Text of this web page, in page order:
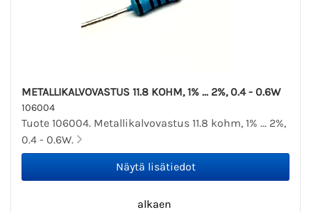
METALLIKALVOVASTUS 11.8 KOHM, 1% ... 2%, 0.4 - 0.6W
106004
Tuote 106004. Metallikalvovastus 11.8 kohm, 1% ... 2%,
0.4 - 0.6W.
alkaen